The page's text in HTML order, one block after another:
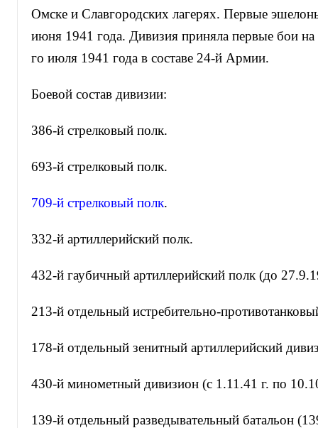
Омске и Славгородских лагерях. Первые
июня 1941 года. Дивизия приняла первые бои
го июля 1941 года в составе 24-й Армии.
Боевой состав дивизии:
386-й стрелковый полк.
693-й стрелковый полк.
709-й стрелковый полк.
332-й артиллерийский полк.
432-й гаубичный артиллерийский полк (до
213-й отдельный истребительно-
178-й отдельный зенитный артиллерийский
430-й минометный дивизион (с 1.11.41 г. по
139-й отдельный разведывательный батальон